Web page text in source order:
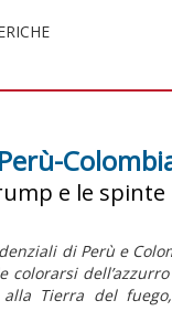
e le
di Perù e
colorarsi
Tierra del